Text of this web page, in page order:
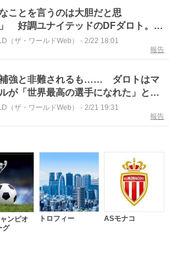
なことを言うのは大胆だと思
好調ユナイテッドのDFダロト。前
リム氏を擁護
（ザ・ワールドWeb） - 2/22 18:01
報告
強と非難されるも…… ダロトはマ
が「世界最高の選手になれた」と称
（ザ・ワールドWeb） - 2/21 19:31
報告
ンピオ
グ
トロフィー ASモナコ